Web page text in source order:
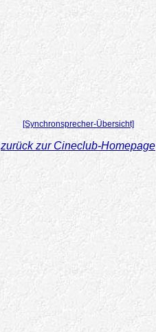
[Synchronsprecher-Übersicht]
zurück zur Cineclub-Homepage